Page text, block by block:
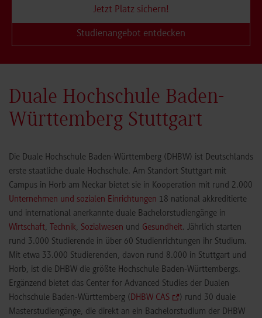
Jetzt Platz sichern!
Studienangebot entdecken
Duale Hochschule Baden-
Württemberg Stuttgart
Die Duale Hochschule Baden-Württemberg (DHBW) ist Deutschlands
erste staatliche duale Hochschule. Am Standort Stuttgart mit
Campus in Horb am Neckar bietet sie in Kooperation mit rund 2.000
Unternehmen und sozialen Einrichtungen 18 national akkreditierte
und international anerkannte duale Bachelorstudiengänge in
Wirtschaft, Technik, Sozialwesen und Gesundheit. Jährlich starten
rund 3.000 Studierende in über 60 Studienrichtungen ihr Studium.
Mit etwa 33.000 Studierenden, davon rund 8.000 in Stuttgart und
Horb, ist die DHBW die größte Hochschule Baden-Württembergs.
Ergänzend bietet das Center for Advanced Studies der Dualen
Hochschule Baden-Württemberg (DHBW CAS
) rund 30 duale
Masterstudiengänge, die direkt an ein Bachelorstudium der DHBW